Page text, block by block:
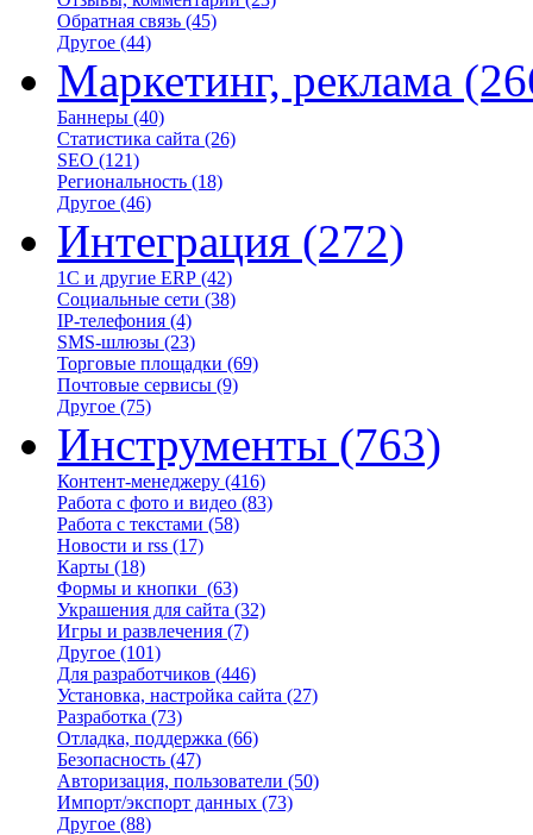
Обратная связь (45)
Другое (44)
Маркетинг, реклама
Баннеры (40)
Статистика сайта (26)
SEO (121)
Региональность (18)
Другое (46)
Интеграция (272)
1С и другие ERP (42)
Социальные сети (38)
IP-телефония (4)
SMS-шлюзы (23)
Торговые площадки (69)
Почтовые сервисы (9)
Другое (75)
Инструменты (763)
Контент-менеджеру (416)
Работа с фото и видео (83)
Работа с текстами (58)
Новости и rss (17)
Карты (18)
Формы и кнопки (63)
Украшения для сайта (32)
Игры и развлечения (7)
Другое (101)
Для разработчиков (446)
Установка, настройка сайта (27)
Разработка (73)
Отладка, поддержка (66)
Безопасность (47)
Авторизация, пользователи (50)
Импорт/экспорт данных (73)
Другое (88)